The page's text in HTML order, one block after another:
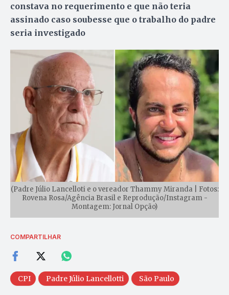
constava no requerimento e que não teria
assinado caso soubesse que o trabalho do padre
seria investigado
(Padre Júlio Lancelloti e o vereador Thammy Miranda | Fotos:
Rovena Rosa/Agência Brasil e Reprodução/Instagram -
Montagem: Jornal Opção)
COMPARTILHAR
CPI Padre Júlio Lancellotti São Paulo